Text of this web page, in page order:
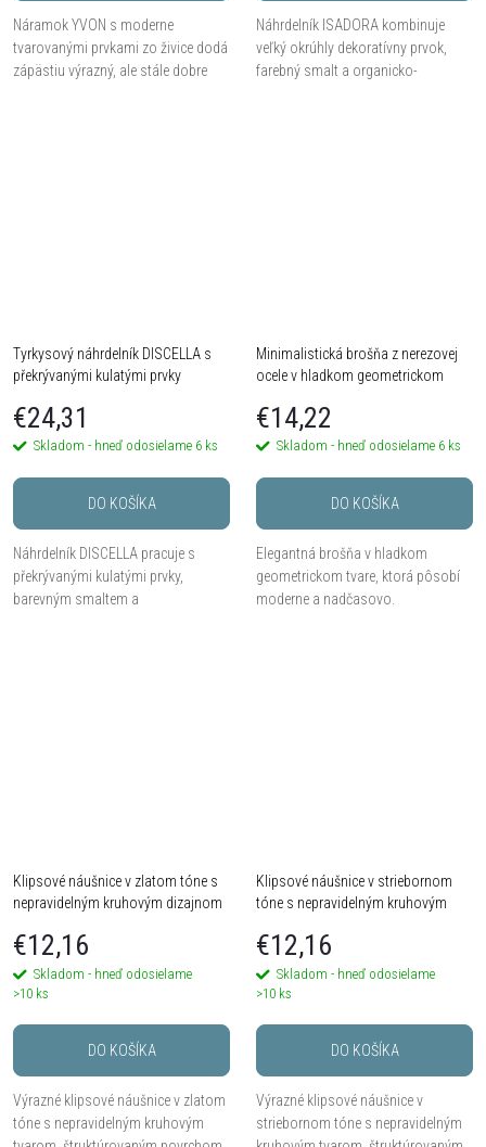
Náramok YVON s moderne
tvarovanými prvkami zo živice dodá
zápästiu výrazný, ale stále dobre
Náhrdelník ISADORA kombinuje
veľký okrúhly dekoratívny prvok,
farebný smalt a organicko-
Tyrkysový náhrdelník DISCELLA s
překrývanými kulatými prvky
€24,31
Skladom - hneď odosielame 6 ks
DO KOŠÍKA
Náhrdelník DISCELLA pracuje s
překrývanými kulatými prvky,
barevným smaltem a
Minimalistická brošňa z nerezovej
ocele v hladkom geometrickom
€14,22
Skladom - hneď odosielame 6 ks
DO KOŠÍKA
Elegantná brošňa v hladkom
geometrickom tvare, ktorá pôsobí
moderne a nadčasovo.
Klipsové náušnice v zlatom tóne s
nepravidelným kruhovým dizajnom
€12,16
Skladom - hneď odosielame
>10 ks
DO KOŠÍKA
Výrazné klipsové náušnice v zlatom
tóne s nepravidelným kruhovým
Klipsové náušnice v striebornom
tóne s nepravidelným kruhovým
detailom
€12,16
Skladom - hneď odosielame
>10 ks
DO KOŠÍKA
Výrazné klipsové náušnice v
striebornom tóne s nepravidelným